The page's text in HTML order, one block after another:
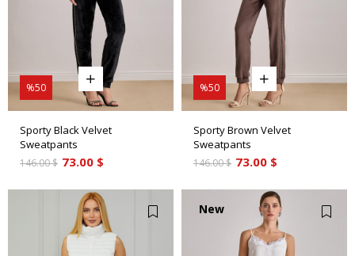
Sporty Black Velvet
Sweatpants
73.00 $
146.00 $
%50
Sporty Brown Velvet
Sweatpants
73.00 $
146.00 $
%50
New